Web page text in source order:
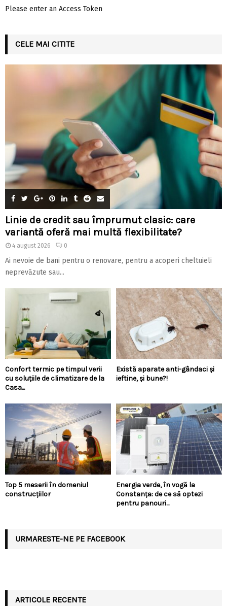
Please enter an Access Token
CELE MAI CITITE
Linie de credit sau împrumut clasic: care
variantă oferă mai multă flexibilitate?
4 august 2026 0
Ai nevoie de bani pentru o renovare, pentru a acoperi cheltuieli
neprevăzute sau...
Confort termic pe timpul verii
cu soluțiile de climatizare de la
Casa...
Există aparate anti-gândaci și
ieftine, și bune?!
Top 5 meserii în domeniul
construcțiilor
Energia verde, în vogă la
Constanța: de ce să optezi
pentru panouri...
URMARESTE-NE PE FACEBOOK
ARTICOLE RECENTE